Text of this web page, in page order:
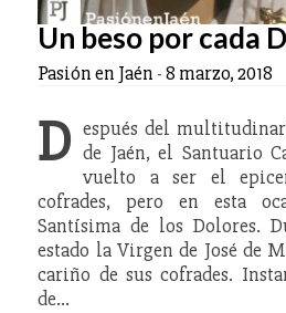
Un beso por cada
Pasión en Jaén -8 marzo, 2018
D espués del
de Jaén, el Santuario
vuelto a ser el
cofrades, pero en esta
Santísima de los Dolores.
estado la Virgen de José de
cariño de sus cofrades.
de…